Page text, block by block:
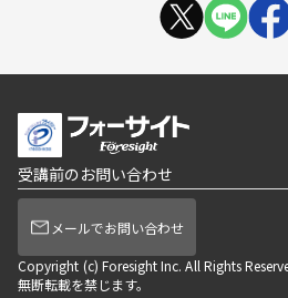
受講前のお問い合わせ
メールでお問い合わせ
Copyright (c) Foresight Inc. All Rights
無断転載を禁じます。